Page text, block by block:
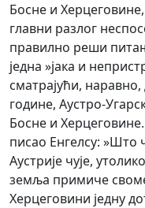
Босне и
главни разлог
правилно реши
једна »јака и
сматрајући, наравно,
године, Аустро-
Босне и
писао Енгелсу: »Што
Аустрије чује,
земља примиче своме
Херцеговини једну